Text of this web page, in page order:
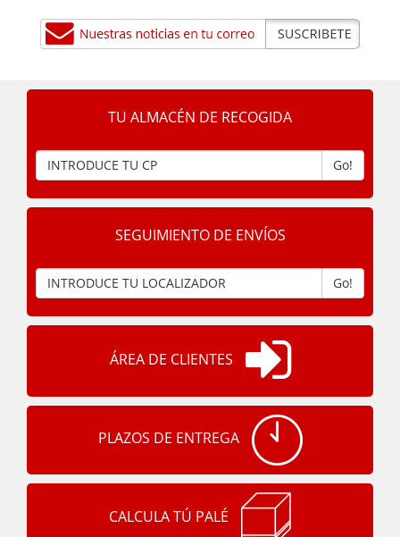
TU ALMACÉN DE RECOGIDA
Go!
SEGUIMIENTO DE ENVÍOS
Go!
ÁREA DE CLIENTES
PLAZOS DE ENTREGA
CALCULA TÚ PALÉ